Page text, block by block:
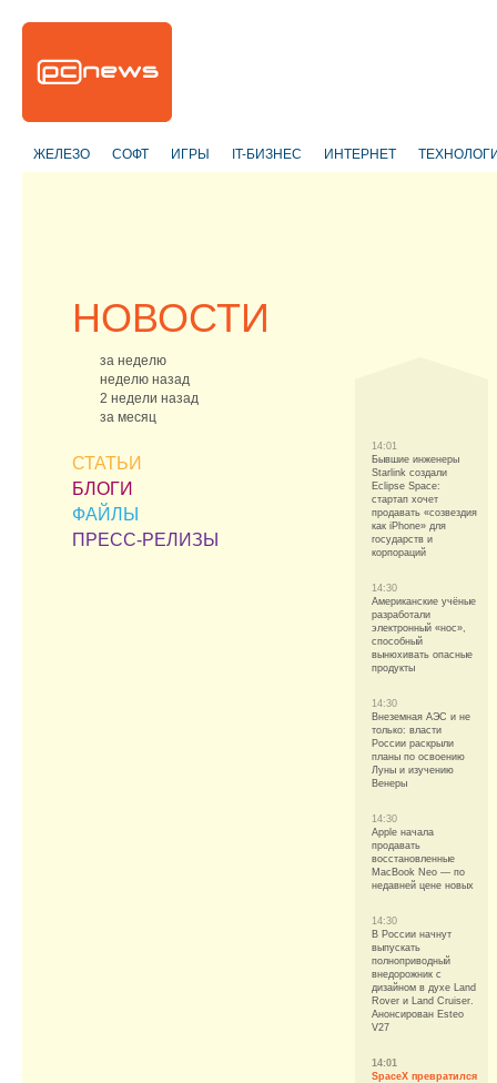
ЖЕЛЕЗО СОФТ ИГРЫ IT-БИЗНЕС ИНТЕРНЕТ
НОВОСТИ
за неделю
неделю назад
2 недели назад
за месяц
СТАТЬИ
БЛОГИ
ФАЙЛЫ
ПРЕСС-РЕЛИЗЫ
14:01
Бывшие инженеры
Starlink создали
Eclipse Space:
стартап хочет
продавать «созвездия
как iPhone» для
государств и
корпораций
14:30
Американские учёные
разработали
электронный «нос»,
способный
вынюхивать опасные
продукты
14:30
Внеземная АЭС и не
только: власти
России раскрыли
планы по освоению
Луны и изучению
Венеры
14:30
Apple начала
продавать
восстановленные
MacBook Neo — по
недавней цене новых
14:30
В России начнут
выпускать
полноприводный
внедорожник с
дизайном в духе Land
Rover и Land Cruiser.
Анонсирован Esteo
V27
14:01
SpaceX превратился